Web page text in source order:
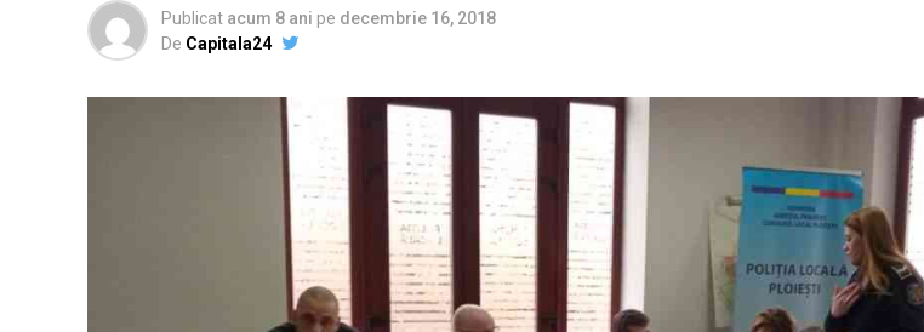
Publicat acum 8 ani pe decembrie 16, 2018
De Capitala24